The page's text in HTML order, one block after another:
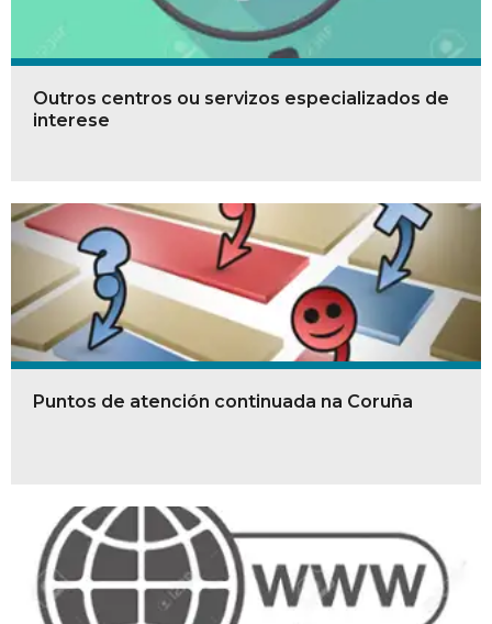
Outros centros ou servizos especializados de
interese
Puntos de atención continuada na Coruña